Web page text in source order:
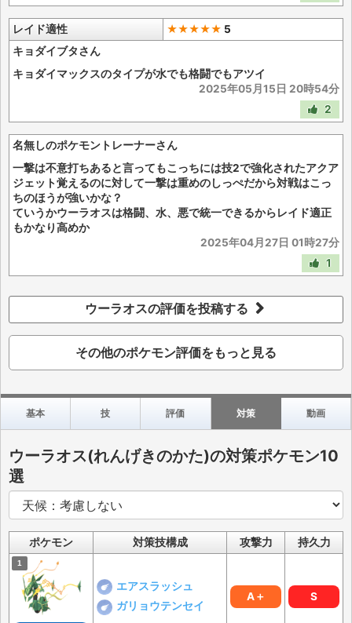
レイド適性 ★★★★★ 5
キョダイブタさん
キョダイマックスのタイプが水でも格闘でもアツイ
2025年05月15日 20時54分
2
名無しのポケモントレーナーさん
一撃は不意打ちあると言ってもこっちには技2で強化されたアクア
ジェット覚えるのに対して一撃は重めのしっぺだから対戦はこっ
ちのほうが強いかな？
ていうかウーラオスは格闘、水、悪で統一できるからレイド適正
もかなり高めか
2025年04月27日 01時27分
1
ウーラオスの評価を投稿する
その他のポケモン評価をもっと見る
基本 技 評価 対策 動画
ウーラオス(れんげきのかた)の対策ポケモン10
選
ポケモン 対策技構成 攻撃力 持久力
エアスラッシュ
ガリョウテンセイ
A＋ S